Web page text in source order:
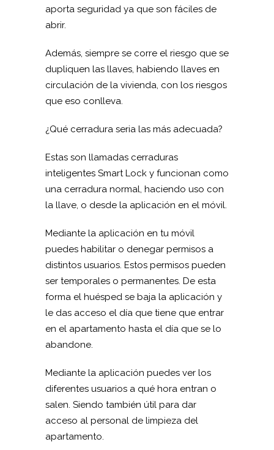
aporta seguridad ya que son fáciles de
abrir.
Además, siempre se corre el riesgo que se
dupliquen las llaves, habiendo llaves en
circulación de la vivienda, con los riesgos
que eso conlleva.
¿Qué cerradura seria las más adecuada?
Estas son llamadas cerraduras
inteligentes Smart Lock y funcionan como
una cerradura normal, haciendo uso con
la llave, o desde la aplicación en el móvil.
Mediante la aplicación en tu móvil
puedes habilitar o denegar permisos a
distintos usuarios. Estos permisos pueden
ser temporales o permanentes. De esta
forma el huésped se baja la aplicación y
le das acceso el día que tiene que entrar
en el apartamento hasta el día que se lo
abandone.
Mediante la aplicación puedes ver los
diferentes usuarios a qué hora entran o
salen. Siendo también útil para dar
acceso al personal de limpieza del
apartamento.